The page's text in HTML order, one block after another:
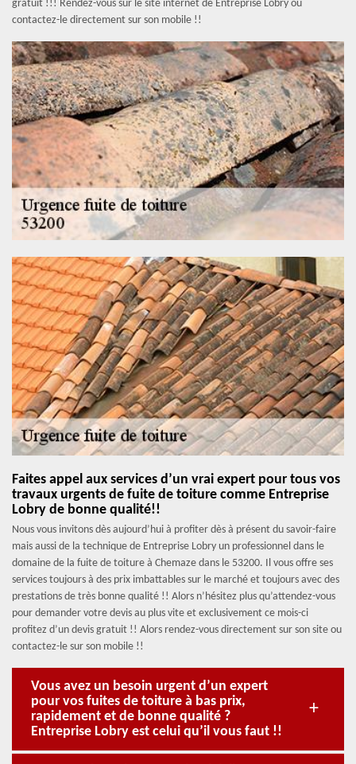
gratuit !!! Rendez-vous sur le site internet de Entreprise Lobry ou
contactez-le directement sur son mobile !!
Faites appel aux services d’un vrai expert pour tous vos
travaux urgents de fuite de toiture comme Entreprise
Lobry de bonne qualité!!
Nous vous invitons dès aujourd’hui à profiter dès à présent du savoir-faire
mais aussi de la technique de Entreprise Lobry un professionnel dans le
domaine de la fuite de toiture à Chemaze dans le 53200. Il vous offre ses
services toujours à des prix imbattables sur le marché et toujours avec des
prestations de très bonne qualité !! Alors n’hésitez plus qu’attendez-vous
pour demander votre devis au plus vite et exclusivement ce mois-ci
profitez d’un devis gratuit !! Alors rendez-vous directement sur son site ou
contactez-le sur son mobile !!
Vous avez un besoin urgent d’un expert
pour vos fuites de toiture à bas prix,
rapidement et de bonne qualité ?
Entreprise Lobry est celui qu’il vous faut !!